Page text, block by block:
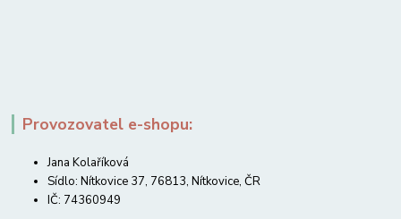
Provozovatel e-shopu:
Jana Kolaříková
Sídlo: Nítkovice 37, 76813, Nítkovice, ČR
IČ: 74360949